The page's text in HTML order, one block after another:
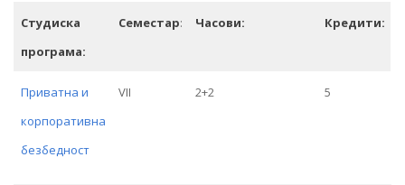
Студиска
програма:
Семестар: Часови: Кредити:
Приватна и
корпоративна
безбедност
VII 2+2 5